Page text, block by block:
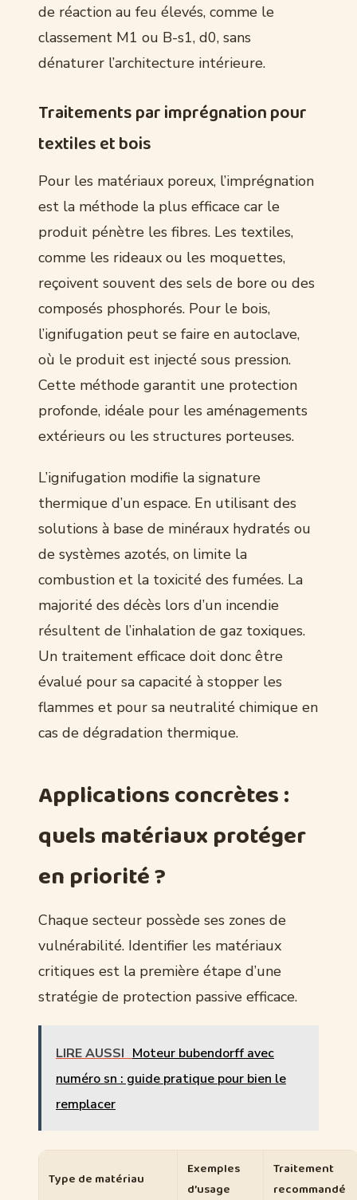
de réaction au feu élevés, comme le
classement M1 ou B-s1, d0, sans
dénaturer l’architecture intérieure.
Traitements par imprégnation pour
textiles et bois
Pour les matériaux poreux, l’imprégnation
est la méthode la plus efficace car le
produit pénètre les fibres. Les textiles,
comme les rideaux ou les moquettes,
reçoivent souvent des sels de bore ou des
composés phosphorés. Pour le bois,
l’ignifugation peut se faire en autoclave,
où le produit est injecté sous pression.
Cette méthode garantit une protection
profonde, idéale pour les aménagements
extérieurs ou les structures porteuses.
L’ignifugation modifie la signature
thermique d’un espace. En utilisant des
solutions à base de minéraux hydratés ou
de systèmes azotés, on limite la
combustion et la toxicité des fumées. La
majorité des décès lors d’un incendie
résultent de l’inhalation de gaz toxiques.
Un traitement efficace doit donc être
évalué pour sa capacité à stopper les
flammes et pour sa neutralité chimique en
cas de dégradation thermique.
Applications concrètes :
quels matériaux protéger
en priorité ?
Chaque secteur possède ses zones de
vulnérabilité. Identifier les matériaux
critiques est la première étape d’une
stratégie de protection passive efficace.
LIRE AUSSI Moteur bubendorff avec
numéro sn : guide pratique pour bien le
remplacer
Type de matériau
Exemples
d’usage
Traitement
recommandé